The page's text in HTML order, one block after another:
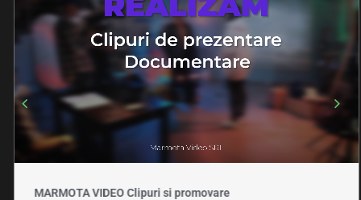
MARMOTA VIDEO Clipuri si promovare